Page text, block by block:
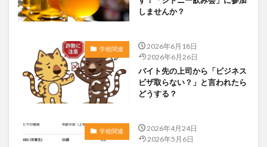
しませんか？
学校関連
2026年6月18日
2026年6月26日
バイト先の上司から「ビジネス
ビザ取らない？」と言われたら
どうする？
学校関連
2026年4月24日
2026年5月6日